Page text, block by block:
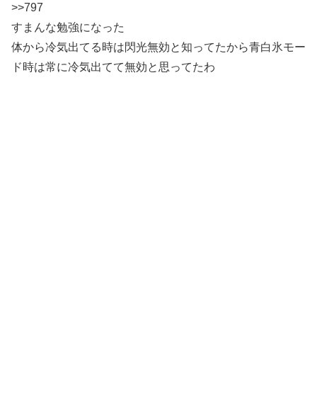
>>797
すまんな勉強になった
体から冷気出てる時は閃光無効と知ってたから青白氷モー
ド時は常に冷気出てて無効と思ってたわ